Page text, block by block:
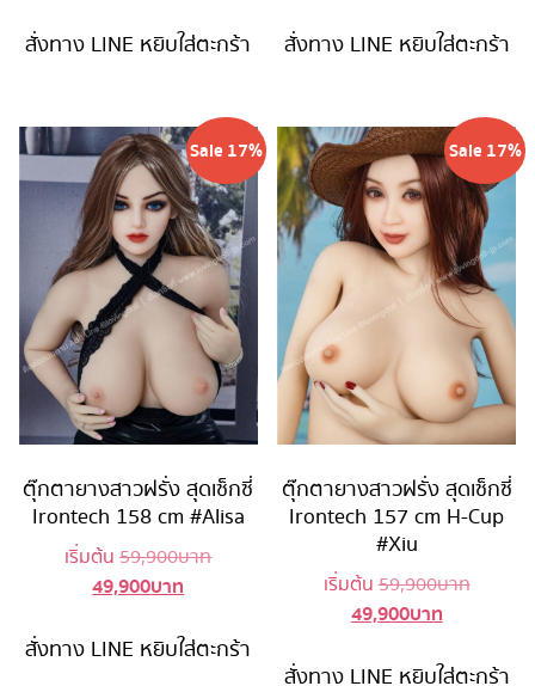
54,900 บาท.
is:
สั่งทาง LINE หยิบใส่ตะกร้า
54,900
is:
สั่งทาง LINE หยิบใส่ตะกร้า
Sale 17%
ตุ๊กตายางสาวฝรั่ง สุดเซ็กซี่
Irontech 158 cm #Alisa
เริ่มต้น59,900บาทOriginal
59,900 บาท.
49,900บาท
is:
สั่งทาง LINE หยิบใส่ตะกร้า
Sale 17%
ตุ๊กตายางสาวฝรั่ง สุดเซ็กซี่
Irontech 157 cm H-Cup
#Xiu
เริ่มต้น59,900บาทOriginal
59,900
49,900บาทCurrent
is:
สั่งทาง LINE หยิบใส่ตะกร้า